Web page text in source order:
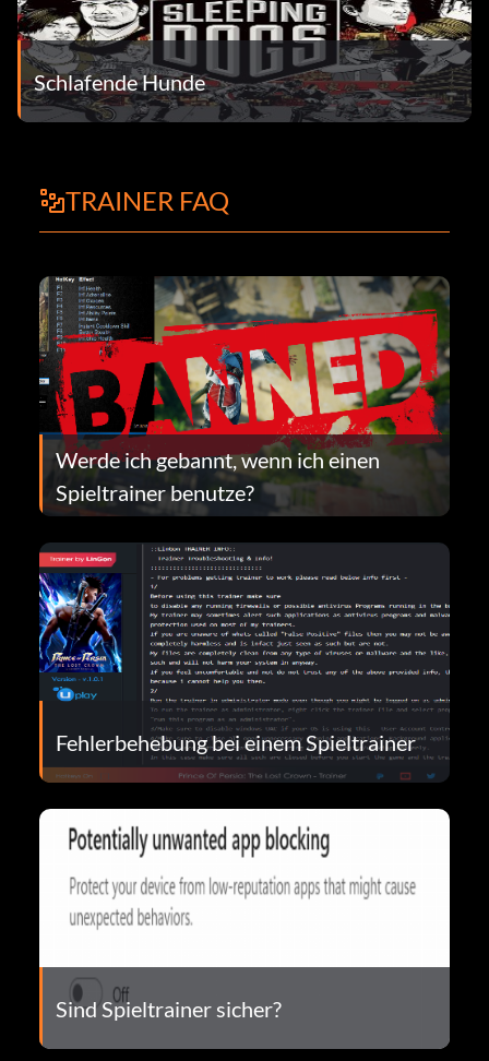
Schlafende Hunde
TRAINER FAQ
Werde ich gebannt, wenn ich einen
Spieltrainer benutze?
Fehlerbehebung bei einem Spieltrainer
Sind Spieltrainer sicher?